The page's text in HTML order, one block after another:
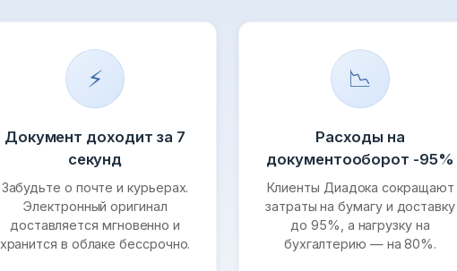
⚡
Документ доходит за 7
секунд
Забудьте о почте и курьерах.
Электронный оригинал
доставляется мгновенно и
хранится в облаке бессрочно.
📉
Расходы на
документооборот -95%
Клиенты Диадока сокращают
затраты на бумагу и доставку
до 95%, а нагрузку на
бухгалтерию — на 80%.